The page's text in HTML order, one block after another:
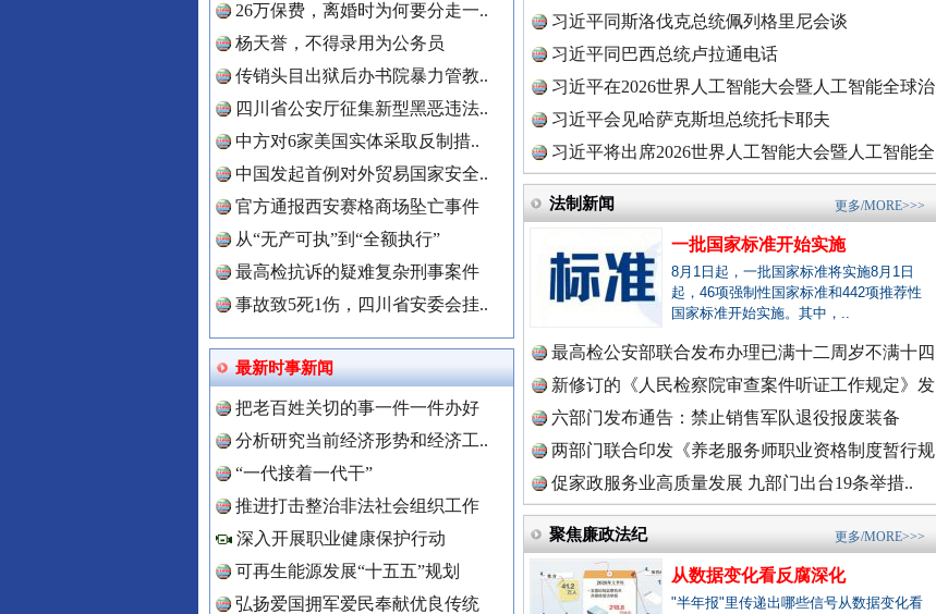
26万保费，离婚时为何要分走一..
杨天誉，不得录用为公务员
传销头目出狱后办书院暴力管教..
四川省公安厅征集新型黑恶违法..
中方对6家美国实体采取反制措..
中国发起首例对外贸易国家安全..
官方通报西安赛格商场坠亡事件
从“无产可执”到“全额执行”
最高检抗诉的疑难复杂刑事案件
事故致5死1伤，四川省安委会挂..
最新时事新闻
把老百姓关切的事一件一件办好
分析研究当前经济形势和经济工..
“一代接着一代干”
推进打击整治非法社会组织工作
深入开展职业健康保护行动
可再生能源发展“十五五”规划
弘扬爱国拥军爱民奉献优良传统
习近平同斯洛伐克总统佩列格里尼会谈
习近平同巴西总统卢拉通电话
习近平在2026世界人工智能大会暨人工智能全球治
理高级..
习近平会见哈萨克斯坦总统托卡耶夫
习近平将出席2026世界人工智能大会暨人工智能全
球治理..
法制新闻
一批国家标准开始实施
8月1日起，一批国家标准将实施8月1日
起，46项强制性国家标准和442项推荐性
国家标准开始实施。其中，..
最高检公安部联合发布办理已满十二周岁不满十四
周岁未..
新修订的《人民检察院审查案件听证工作规定》发
布
六部门发布通告：禁止销售军队退役报废装备
两部门联合印发《养老服务师职业资格制度暂行规
定》
促家政服务业高质量发展 九部门出台19条举措..
更多/MORE>>>
聚焦廉政法纪
从数据变化看反腐深化
"半年报"里传递出哪些信号从数据变化看
更多/MORE>>>
中国全民新闻网.中国
中国公众新闻网.中国
全民健身五年计划来了！等你上场
世界屋脊 天路回响 永葆“两个先锋队”本色